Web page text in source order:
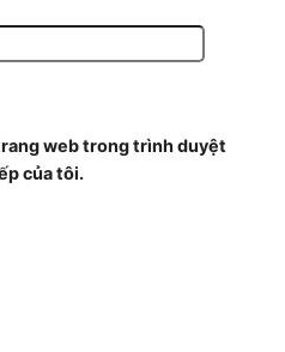
web trong trình duyệt
của tôi.